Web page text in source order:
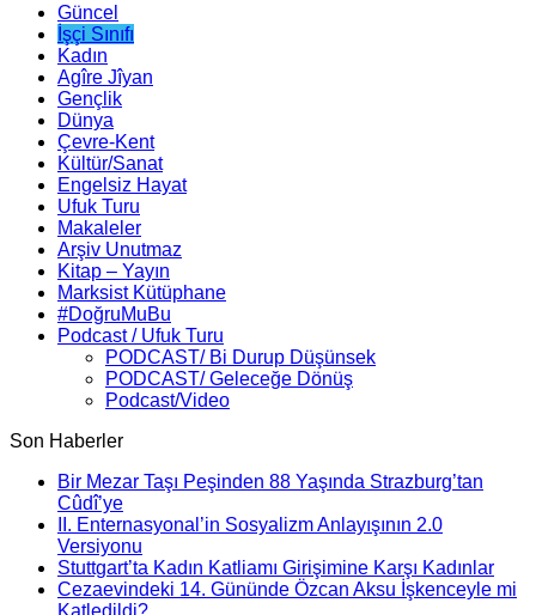
Güncel
İşçi Sınıfı
Kadın
Agîre Jîyan
Gençlik
Dünya
Çevre-Kent
Kültür/Sanat
Engelsiz Hayat
Ufuk Turu
Makaleler
Arşiv Unutmaz
Kitap – Yayın
Marksist Kütüphane
#DoğruMuBu
Podcast / Ufuk Turu
PODCAST/ Bi Durup Düşünsek
PODCAST/ Geleceğe Dönüş
Podcast/Video
Son Haberler
Bir Mezar Taşı Peşinden 88 Yaşında Strazburg’tan
Cûdî’ye
II. Enternasyonal’in Sosyalizm Anlayışının 2.0
Versiyonu
Stuttgart’ta Kadın Katliamı Girişimine Karşı Kadınlar
Cezaevindeki 14. Gününde Özcan Aksu İşkenceyle mi
Katledildi?